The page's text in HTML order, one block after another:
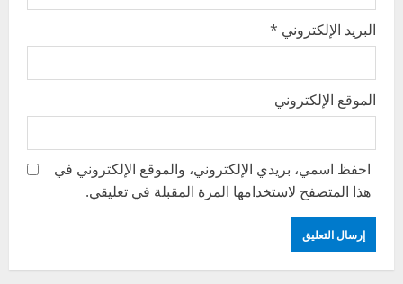
البريد الإلكتروني *
الموقع الإلكتروني
احفظ اسمي، بريدي الإلكتروني، والموقع الإلكتروني في
هذا المتصفح لاستخدامها المرة المقبلة في تعليقي.